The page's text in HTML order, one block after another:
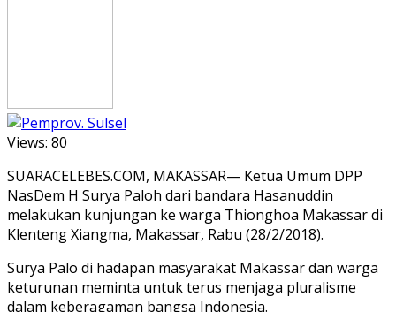
Views: 80
SUARACELEBES.COM, MAKASSAR— Ketua Umum DPP
NasDem H Surya Paloh dari bandara Hasanuddin
melakukan kunjungan ke warga Thionghoa Makassar di
Klenteng Xiangma, Makassar, Rabu (28/2/2018).
Surya Palo di hadapan masyarakat Makassar dan warga
keturunan meminta untuk terus menjaga pluralisme
dalam keberagaman bangsa Indonesia.